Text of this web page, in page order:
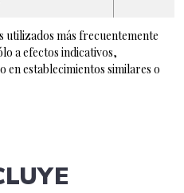
utilizados más frecuentemente
a efectos indicativos,
en establecimientos similares o